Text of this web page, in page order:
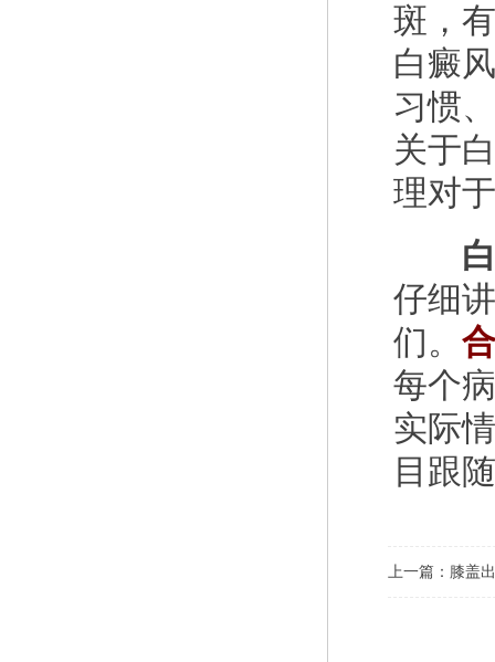
斑，
白癜
习惯
关于
理对
仔细
们。
每个
实际
目跟
上一篇： 膝盖